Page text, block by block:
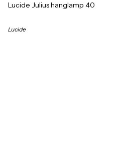
Lucide Julius hanglamp 40
Lucide